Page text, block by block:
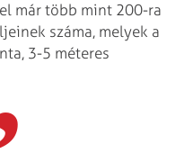
már több mint 200-ra
száma, melyek a
3-5 méteres